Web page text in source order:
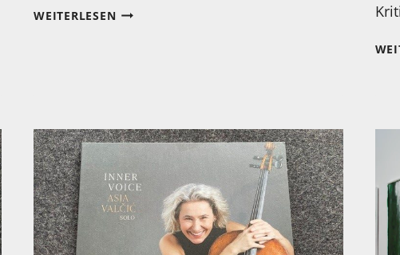
WEITERLESENMEIN
BACH
TO
ELLINGTON